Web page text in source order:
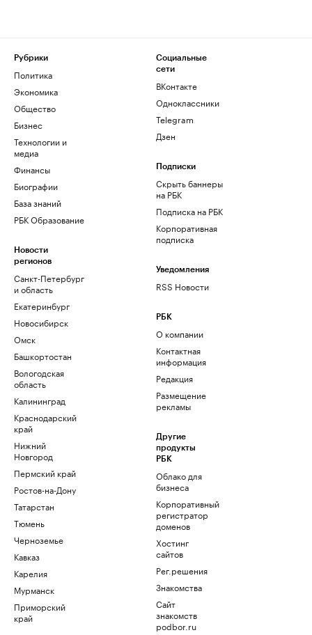
Рубрики
Политика
Экономика
Общество
Бизнес
Технологии и
медиа
Финансы
Биографии
База знаний
РБК Образование
Новости
регионов
Санкт-Петербург
и область
Екатеринбург
Новосибирск
Омск
Башкортостан
Вологодская
область
Калининград
Краснодарский
край
Нижний
Новгород
Пермский край
Ростов-на-Дону
Татарстан
Тюмень
Черноземье
Кавказ
Карелия
Мурманск
Приморский
край
Социальные
сети
ВКонтакте
Одноклассники
Telegram
Дзен
Подписки
Скрыть баннеры
на РБК
Подписка на РБК
Корпоративная
подписка
Уведомления
RSS Новости
РБК
О компании
Контактная
информация
Редакция
Размещение
рекламы
Другие
продукты
РБК
Облако для
бизнеса
Корпоративный
регистратор
доменов
Хостинг
сайтов
Рег.решения
Знакомства
Сайт
знакомств
podbor.ru